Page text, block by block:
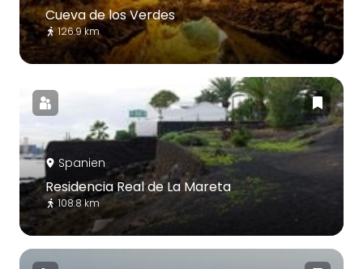
Cueva de los Verdes
126.9 km
Spanien
Residencia Real de La Mareta
108.8 km